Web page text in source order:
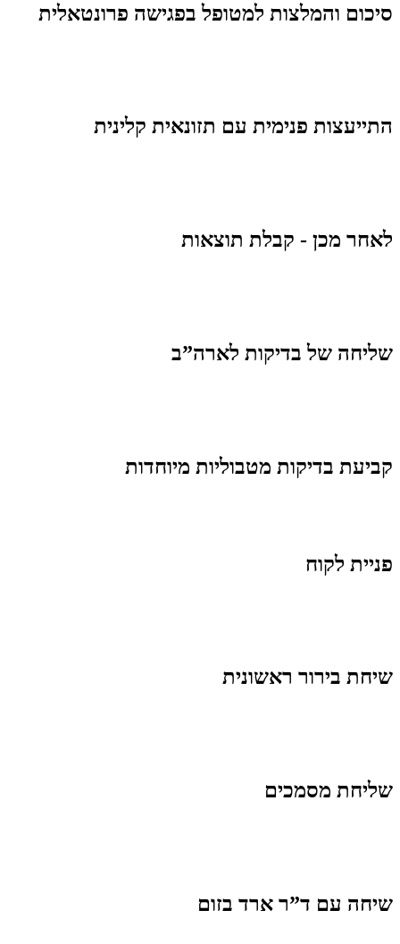
סיכום והמלצות למטופל בפגישה פרונטאלית
התייעצות פנימית עם תזונאית קלינית
לאחר מכן - קבלת תוצאות
שליחה של בדיקות לארה”ב
קביעת בדיקות מטבוליות מיוחדות
פניית לקוח ​
שיחת בירור ראשונית
שליחת מסמכים
שיחה עם ד”ר ארד בזום